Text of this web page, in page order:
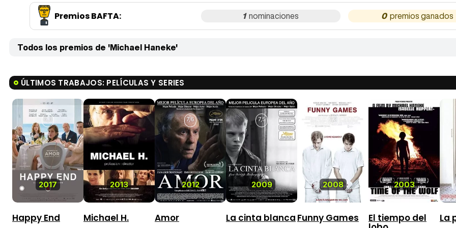
Premios BAFTA: 1 0
Todos los premios de 'Michael Haneke'
ÚLTIMOS TRABAJOS: PELÍCULAS Y SERIES
2017
6,3
Happy End
2013
Michael H.
2012
7,6
Amor
2009
7,5
La cinta blanca
2008
7,2
Funny Games
2003
El tiempo del La